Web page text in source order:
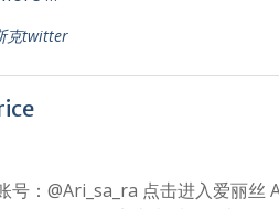
克twitter
号：@Ari_sa_ra 点击进入爱丽